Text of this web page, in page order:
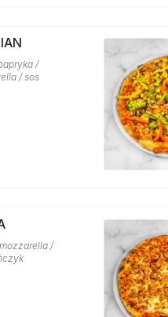
/
/ sos
/